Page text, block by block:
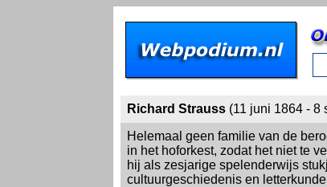
Richard Strauss (11 juni 1864 - 8
Helemaal geen familie van de
in het hoforkest, zodat het niet te
hij als zesjarige spelenderwijs
cultuurgeschiedenis en